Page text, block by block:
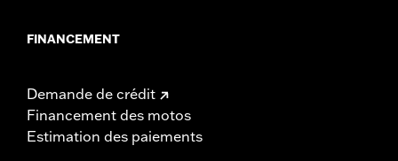
FINANCEMENT
Demande de crédit
Financement des motos
Estimation des paiements